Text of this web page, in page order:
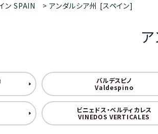
黄ワイン
シェリー
スロヴェニア
8,000～8,999円
30,000
ビーガン
アフリカンブラザーズ
株式会社W
ン SPAIN > アンダルシア州 [スペイン]
バルデスピノ
Valdespino
ビニェドス・ベルティカレス
VINEDOS VERTICALES